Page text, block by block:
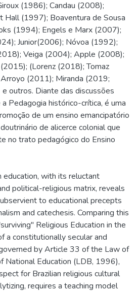
(1986); Candau (2008);
Hall (1997); Boaventura de Sousa
(1994); Engels e Marx (2007);
Junior(2006); Nóvoa (1992);
Veiga (2004); Apple (2008);
(Lorenz (2018); Tomaz
(2011); Miranda (2019;
outros. Diante das discussões
Pedagogia histórico-crítica, é uma
de um ensino emancipatório
de alicerce colonial que
no trato pedagógico do Ensino
education, with its reluctant
political-religious matrix, reveals
to educational precepts
and catechesis. Comparing this
Religious Education in the
a constitutionally secular and
by Article 33 of the Law of
National Education (LDB, 1996),
for Brazilian religious cultural
requires a teaching model